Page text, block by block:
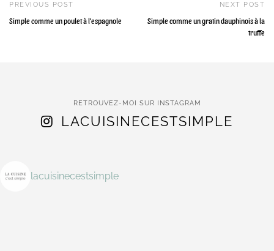
PREVIOUS POST
Simple comme un poulet à l'espagnole
NEXT POST
Simple comme un gratin dauphinois à la
truffe
RETROUVEZ-MOI SUR INSTAGRAM
LACUISINECESTSIMPLE
lacuisinecestsimple